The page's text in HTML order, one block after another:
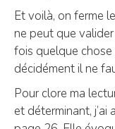
Et voilà, on ferme
ne peut que
fois quelque
décidément il ne
Pour clore ma
et déterminant, j’ai